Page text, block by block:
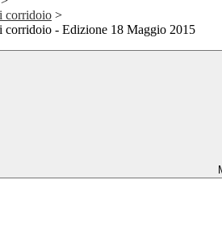
corridoio >
corridoio - Edizione 18 Maggio 2015